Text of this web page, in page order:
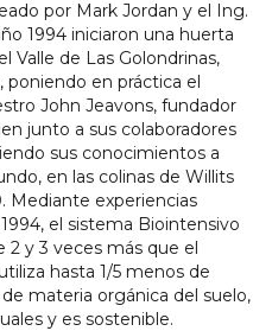
por Mark Jordan y el Ing.
1994 iniciaron una huerta
Valle de Las Golondrinas,
en práctica el
John Jeavons, fundador
junto a sus colaboradores
sus conocimientos a
en las colinas de Willits
Mediante experiencias
el sistema Biointensivo
y 3 veces más que el
hasta 1/5 menos de
materia orgánica del suelo,
y es sostenible.